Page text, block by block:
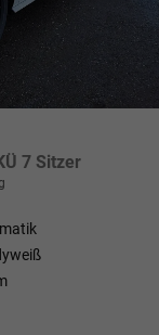
7 Sitzer